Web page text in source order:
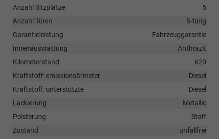
Anzahl Sitzplätze
5
Anzahl Türen
5-türig
Garantieleistung
Fahrzeuggarantie
Innenausstattung
Anthrazit
Kilometerstand
620
Kraftstoff: emissionsärmster
Diesel
Kraftstoff: unterstützte
Diesel
Lackierung
Metallic
Polsterung
Stoff
Zustand
unfallfrei